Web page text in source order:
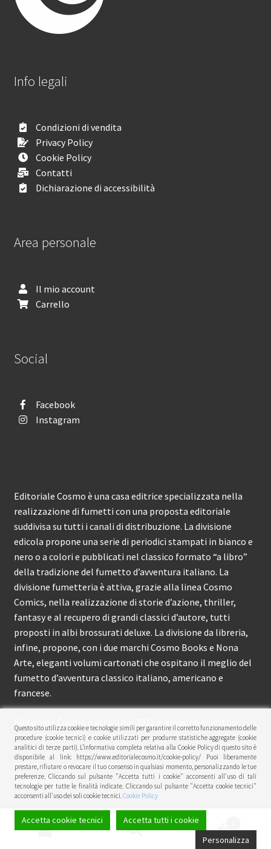
Info legali
Condizioni di vendita
Privacy Policy
Cookie Policy
Contatti
Dichiarazione di accessibilità
Area personale
Il mio account
Carrello
Social
Facebook
Instagram
Editoriale Cosmo è una casa editrice specializzata nella
realizzazione di fumetti con una proposta editoriale
suddivisa su tutti i canali di distribuzione. La divisione
edicola propone una serie di periodici stampati in bianco e
nero o a colori e pubblicati nel classico formato “a libro”
della tradizione del fumetto d’avventura italiano. La
divisione fumetteria è attiva, grazie alla linea Cosmo
Comics, nella realizzazione di storie d’azione, thriller,
fantasy e al recupero di grandi classici d’autore, tutti
proposti in albi brossurati deluxe. La divisione da libreria,
infine, propone, con i due marchi Cosmo Books e Nona
Arte, eleganti volumi cartonati che ospitano il meglio del
fumetto d’avventura classico italiano, americano e
francese.
circa 150 pubblicazioni l’anno.
© Editoriale Cosmo 2026
Privacy Policy
Questo sito utilizza cookie e tecnologie simili per garantire il corretto funzionamento delle
procedure (cookie tecnici) e cookie utilizzati per produrre statistiche aggregate (cookie
analitici di terze parti). L’informativa completa relativa alla Cookie Policy di questo sito è
disponibile al link: https://www.editorialecosmo.it/cookie-policy/ Puoi liberamente
prestare, rifiutare o revocare il tuo consenso in qualsiasi momento, personalizzando le tue
preferenze. Cliccando sul pulsante "Accetta tutti i cookie" acconsenti all'uso di tali
tecnologie per tutte le finalità indicate. Cliccando sul pulsante "Accetta cookie tecnici"
acconsenti all'uso dei soli cookie tecnici.Cookie Policy
Accetta cookie tecnici
Accetta tutti i cookie
Personalizza